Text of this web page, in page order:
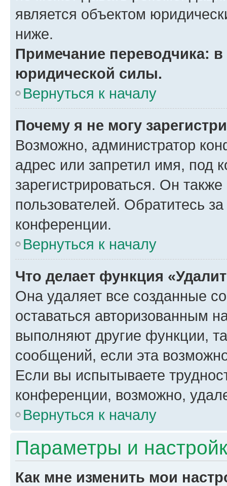
является объектом
ниже.
Примечание переводчика:
юридической силы.
Вернуться к началу
Почему я не могу
Возможно, администратор
адрес или запретил имя, под
зарегистрироваться. Он
пользователей. Обратитесь
конференции.
Вернуться к началу
Что делает функция
Она удаляет все созданные
оставаться авторизованным
выполняют другие функции,
сообщений, если эта
Если вы испытываете
конференции, возможно,
Вернуться к началу
Параметры и
Как мне изменить мои